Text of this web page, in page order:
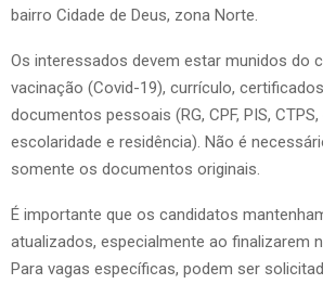
bairro Cidade de Deus, zona Norte.
Os interessados devem estar munidos do
vacinação (Covid-19), currículo,
documentos pessoais (RG, CPF, PIS,
escolaridade e residência). Não é
somente os documentos originais.
É importante que os candidatos
atualizados, especialmente ao finalizarem
Para vagas específicas, podem ser